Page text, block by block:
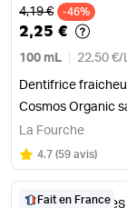
Ancien prix
4,19 € -46%
2,25 €
100 mL 22,50 €/
Dentifrice
Cosmos Organic
La Fourche
Note
4.7 sur 5
(59 avis)
Fait en France